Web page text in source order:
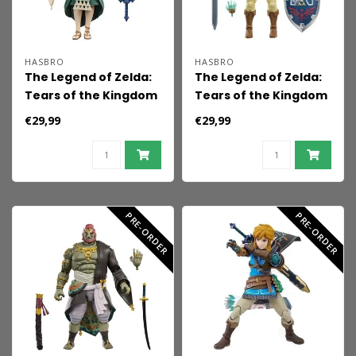
HASBRO
The Legend of Zelda:
Tears of the Kingdom
Heroes of Hyrule
€29,99
HASBRO
The Legend of Zelda:
Tears of the Kingdom
Heroes of Hyrule
€29,99
PRE-ORDER PRE-ORDER